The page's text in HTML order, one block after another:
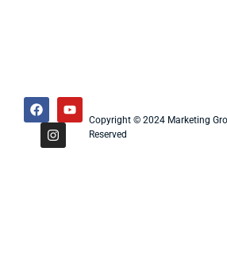
Copyright © 2024 Marketing
Reserved